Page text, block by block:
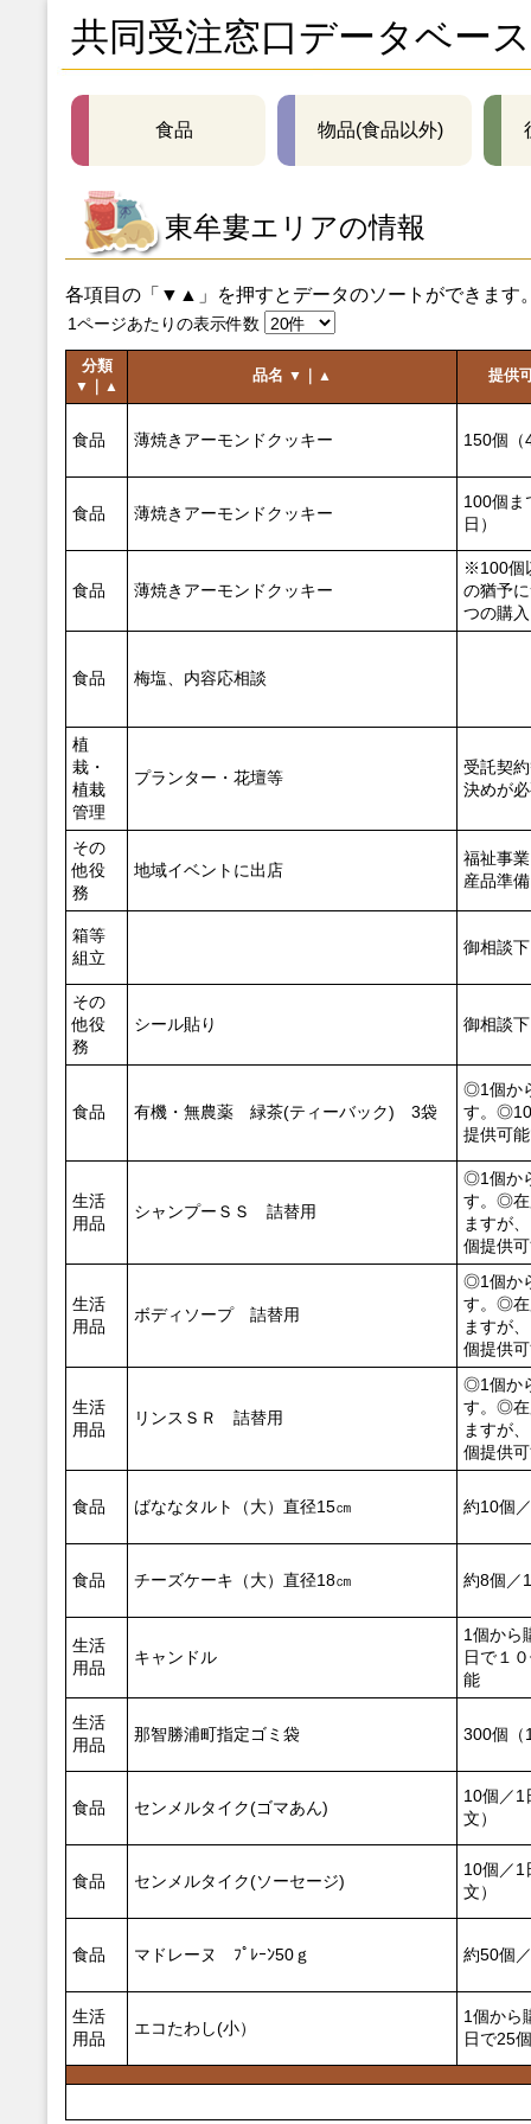
共同受注窓口データベース
食品 物品(食品以外)
東牟婁エリアの情報
各項目の「▼▲」を押すとデータのソートができます
1ページあたりの表示件数
分類
▼ ▲
品名 ▼ ▲ 提供
食品 薄焼きアーモンドクッキー 150個（
食品 薄焼きアーモンドクッキー
100個ま
日）
食品 薄焼きアーモンドクッキー
※100個
の猶予
つの購
食品 梅塩、内容応相談
植
栽・
植栽
管理
プランター・花壇等
受託契
決めが
その
他役
務
地域イベントに出店
福祉事
産品準
箱等
組立
御相談
その
他役
務
シール貼り 御相談
食品 有機・無農薬 緑茶(ティーバック) 3袋
◎1個か
す。
提供可
生活
用品
シャンプーＳＳ 詰替用
◎1個か
す。◎在
ますが
個提供
生活
用品
ボディソープ 詰替用
◎1個か
す。◎在
ますが
個提供
生活
用品
リンスＳＲ 詰替用
◎1個か
す。◎在
ますが
個提供
食品 ばななタルト（大）直径15㎝ 約10個
食品 チーズケーキ（大）直径18㎝ 約8個
生活
用品
キャンドル
1個から
日で１
能
生活
用品
那智勝浦町指定ゴミ袋 300個（
食品 センメルタイク(ゴマあん)
10個／1
文）
食品 センメルタイク(ソーセージ)
10個／1
文）
食品 マドレーヌ ﾌﾟﾚｰﾝ50ｇ 約50個
生活
用品
エコたわし(小）
1個から
日で25